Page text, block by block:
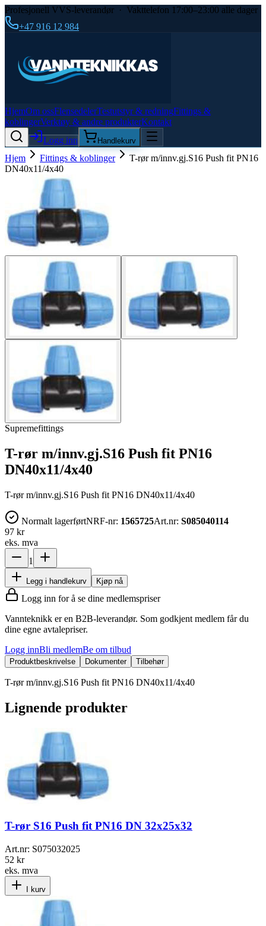
Profesjonell VVS-leverandør · Vakttelefon 17:00–23:00 alle dager
+47 916 12 984
HjemOm ossFlensedelerTestutstyr & redningFittings &
koblingerVerktøy & andre produkterKontakt
Logg inn
Handlekurv
Hjem Fittings & koblinger
T-rør m/innv.gj.S16 Push fit PN16
DN40x11/4x40
Supremefittings
T-rør m/innv.gj.S16 Push fit PN16
DN40x11/4x40
T-rør m/innv.gj.S16 Push fit PN16 DN40x11/4x40
Normalt lagerførtNRF-nr: 1565725Art.nr: S085040114
97 kr
eks. mva
1
Legg i handlekurv Kjøp nå
Logg inn for å se dine medlemspriser
Vannteknikk er en B2B-leverandør. Som godkjent medlem får du
dine egne avtalepriser.
Logg innBli medlemBe om tilbud
Produktbeskrivelse Dokumenter Tilbehør
T-rør m/innv.gj.S16 Push fit PN16 DN40x11/4x40
Lignende produkter
T-rør S16 Push fit PN16 DN 32x25x32
Art.nr: S075032025
52 kr
eks. mva
I kurv